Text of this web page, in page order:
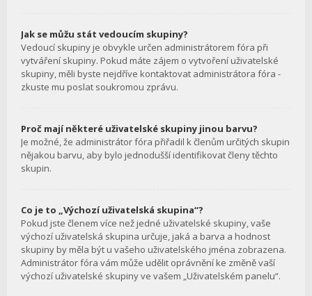
Jak se můžu stát vedoucím skupiny?
Vedoucí skupiny je obvykle určen administrátorem fóra při
vytváření skupiny. Pokud máte zájem o vytvoření uživatelské
skupiny, měli byste nejdříve kontaktovat administrátora fóra -
zkuste mu poslat soukromou zprávu.
Proč mají některé uživatelské skupiny jinou barvu?
Je možné, že administrátor fóra přiřadil k členům určitých skupin
nějakou barvu, aby bylo jednodušší identifikovat členy těchto
skupin.
Co je to „Výchozí uživatelská skupina“?
Pokud jste členem více než jedné uživatelské skupiny, vaše
výchozí uživatelská skupina určuje, jaká a barva a hodnost
skupiny by měla být u vašeho uživatelského jména zobrazena.
Administrátor fóra vám může udělit oprávnění ke změně vaší
výchozí uživatelské skupiny ve vašem „Uživatelském panelu“.